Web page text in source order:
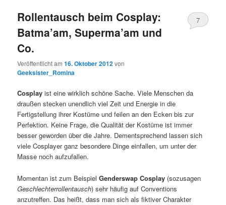
Rollentausch beim Cosplay:
Batma’am, Superma’am und
Co.
Veröffentlicht am16. Oktober 2012von
Geeksister_Romina
7
Cosplay ist eine wirklich schöne Sache. Viele Menschen da
draußen stecken unendlich viel Zeit und Energie in die
Fertigstellung ihrer Kostüme und feilen an den Ecken bis zur
Perfektion. Keine Frage, die Qualität der Kostüme ist immer
besser geworden über die Jahre. Dementsprechend lassen sich
viele Cosplayer ganz besondere Dinge einfallen, um unter der
Masse noch aufzufallen.
Momentan ist zum BeispielGenderswap Cosplay (sozusagen
Geschlechterrollentausch) sehr häufig auf Conventions
anzutreffen. Das heißt, dass man sich als fiktiver Charakter